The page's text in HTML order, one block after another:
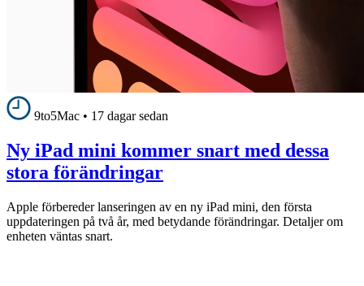
9to5Mac • 17 dagar sedan
Ny iPad mini kommer snart med dessa
stora förändringar
Apple förbereder lanseringen av en ny iPad mini, den första
uppdateringen på två år, med betydande förändringar. Detaljer om
enheten väntas snart.